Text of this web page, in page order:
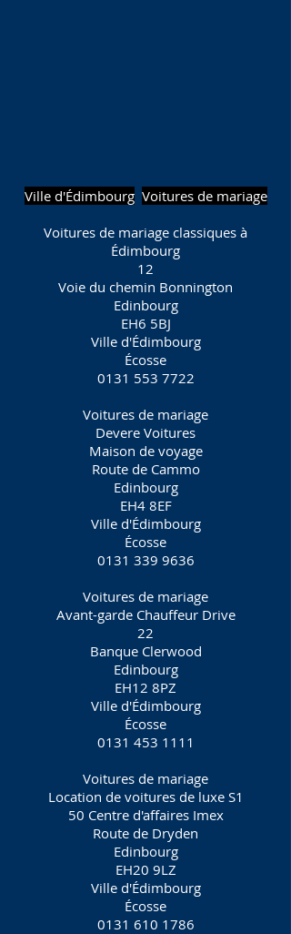
Ville d'Édimbourg Voitures de mariage
Voitures de mariage classiques à
Édimbourg
12
Voie du chemin Bonnington
Edinbourg
EH6 5BJ
Ville d'Édimbourg
Écosse
0131 553 7722
Voitures de mariage
Devere Voitures
Maison de voyage
Route de Cammo
Edinbourg
EH4 8EF
Ville d'Édimbourg
Écosse
0131 339 9636
Voitures de mariage
Avant-garde Chauffeur Drive
22
Banque Clerwood
Edinbourg
EH12 8PZ
Ville d'Édimbourg
Écosse
0131 453 1111
Voitures de mariage
Location de voitures de luxe S1
50 Centre d'affaires Imex
Route de Dryden
Edinbourg
EH20 9LZ
Ville d'Édimbourg
Écosse
0131 610 1786